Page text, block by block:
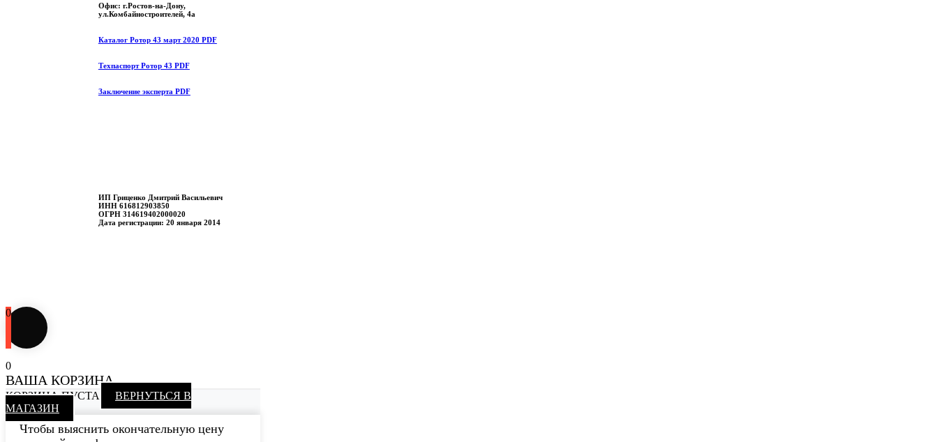
Офис: г.Ростов-на-Дону,
ул.Комбайностроителей, 4а
Каталог Ротор 43 март 2020 PDF
Техпаспорт Ротор 43 PDF
Заключение эксперта PDF
ИП Гриценко Дмитрий Васильевич
ИНН 616812903850
ОГРН 314619402000020
Дата регистрации: 20 января 2014
0
0
ВАША КОРЗИНА
КОРЗИНА ПУСТА
ВЕРНУТЬСЯ В
МАГАЗИН
Чтобы выяснить окончательную цену